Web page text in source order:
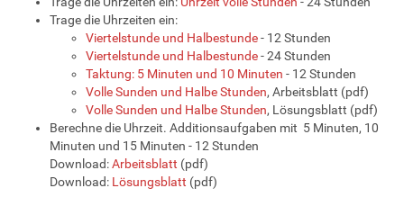
Trage die Uhrzeiten ein:
Viertelstunde und Halbestunde- 12 Stunden
Viertelstunde und Halbestunde- 24 Stunden
Taktung: 5 Minuten und 10 Minuten - 12 Stunden
Volle Sunden und Halbe Stunden, Arbeitsblatt (pdf)
Volle Sunden und Halbe Stunden, Lösungsblatt (pdf)
Berechne die Uhrzeit. Additionsaufgaben mit 5 Minuten, 10
Minuten und 15 Minuten - 12 Stunden
Download:Arbeitsblatt (pdf)
Download: Lösungsblatt (pdf)